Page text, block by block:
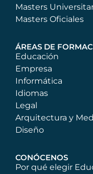
Masters
Masters Oficiales
ÁREAS DE
Educación
Empresa
Informática
Idiomas
Legal
Arquitectura y
Diseño
CONÓCENOS
Por qué elegir